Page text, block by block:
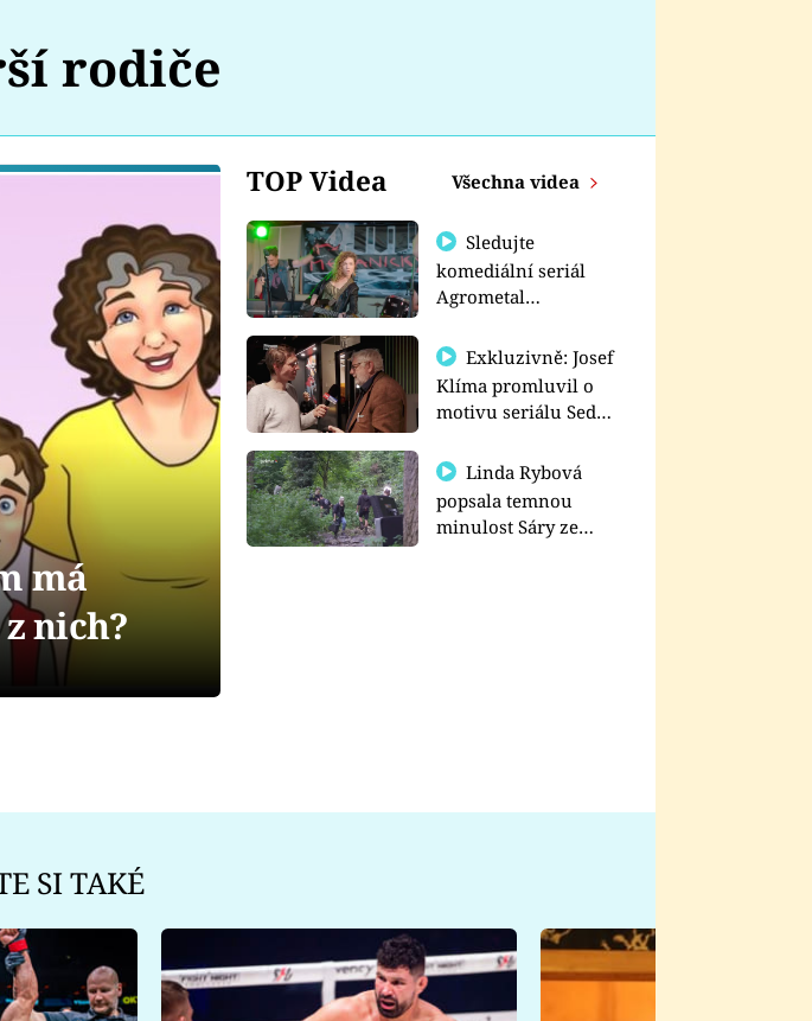
rodiče
TOP Videa Všechna videa
Sledujte
komediální seriál
Agrometal
prima+
Exkluzivně: Josef
Klíma promluvil o
motivu seriálu Sedm
Linda Rybová
popsala temnou
minulost Sáry ze
má
nich?
SI TAKÉ